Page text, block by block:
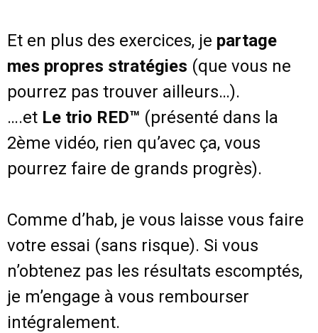
Et en plus des exercices, je partage
mes propres stratégies (que vous ne
pourrez pas trouver ailleurs…).
….et Le trio RED™ (présenté dans la
2ème vidéo, rien qu’avec ça, vous
pourrez faire de grands progrès).
Comme d’hab, je vous laisse vous faire
votre essai (sans risque). Si vous
n’obtenez pas les résultats escomptés,
je m’engage à vous rembourser
intégralement.